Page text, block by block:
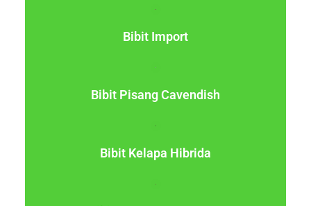
Bibit Import
Bibit Pisang Cavendish
Bibit Kelapa Hibrida